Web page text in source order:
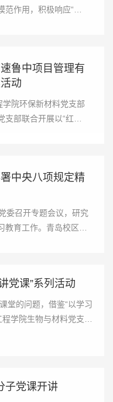
作用，积极响应“双
行动，5月19日，山东
鲁中项目管理有
动
院环保新材料党支部
部联合开展以“红色
的结对共建活动。山
中央八项规定精
委召开专题会议，研究
育工作。青岛校区党
书记宋作标出席会议
党课”系列活动
堂的问题，借鉴“以学习
学院生物与材料党支部
我来讲党课”系列活动，
子党课开讲